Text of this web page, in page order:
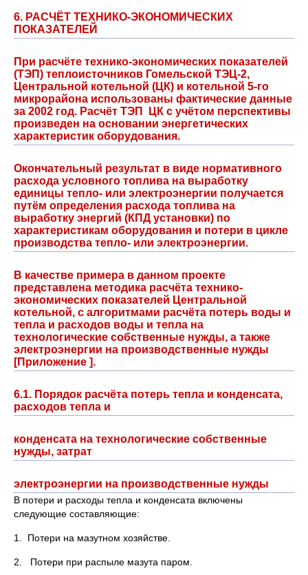
6. РАСЧЁТ ТЕХНИКО-ЭКОНОМИЧЕСКИХ
ПОКАЗАТЕЛЕЙ
При расчёте технико-экономических показателей
(ТЭП) теплоисточников Гомельской ТЭЦ-2,
Центральной котельной (ЦК) и котельной 5-го
микрорайона использованы фактические данные
за 2002 год. Расчёт ТЭП ЦК с учётом перспективы
произведен на основании энергетических
характеристик оборудования.
Окончательный результат в виде нормативного
расхода условного топлива на выработку
единицы тепло- или электроэнергии получается
путём определения расхода топлива на
выработку энергий (КПД установки) по
характеристикам оборудования и потери в цикле
производства тепло- или электроэнергии.
В качестве примера в данном проекте
представлена методика расчёта технико-
экономических показателей Центральной
котельной, с алгоритмами расчёта потерь воды и
тепла и расходов воды и тепла на
технологические собственные нужды, а также
электроэнергии на производственные нужды
[Приложение ].
6.1. Порядок расчёта потерь тепла и конденсата,
расходов тепла и
конденсата на технологические собственные
нужды, затрат
электроэнергии на производственные нужды
В потери и расходы тепла и конденсата включены
следующие составляющие:
1. Потери на мазутном хозяйстве.
2. Потери при распыле мазута паром.